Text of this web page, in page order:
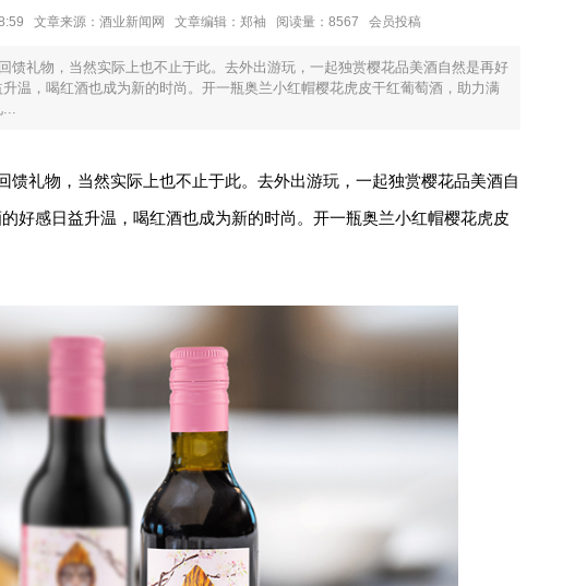
文章来源：酒业新闻网 文章编辑：郑袖 阅读量：8567 会员投稿
馈礼物，当然实际上也不止于此。去外出游玩，一起独赏樱花品美酒自然是再好
温，喝红酒也成为新的时尚。开一瓶奥兰小红帽樱花虎皮干红葡萄酒，助力满
...
馈礼物，当然实际上也不止于此。去外出游玩，一起独赏樱花品美酒自
好感日益升温，喝红酒也成为新的时尚。开一瓶奥兰小红帽樱花虎皮